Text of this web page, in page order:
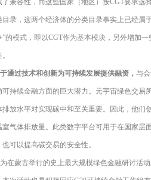
了兼容性，而这些国家（地区）按CGT要求选
目录，这两个经济体的分类目录事实上已经属
”的模式，即以CGT作为基本模块，另外增加
通过技术和创新为可持续发展提供融资，与
可持续金融方面的巨大潜力。元宇宙绿色交易
排放水平对实现碳中和至关重要。因此，他们
室气体排放量。此类数字平台可用于在国家层
也可以提高碳交易的安全性。
在蒙古举行的史上最大规模绿色金融研讨活